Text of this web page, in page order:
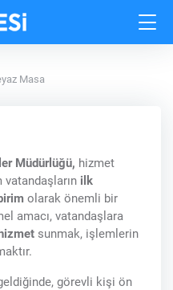
Masa
Müdürlüğü, hizmet
ilk
olarak önemli bir
amacı, vatandaşlara
sunmak, işlemlerin
görevli kişi ön